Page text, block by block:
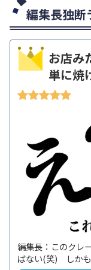
編集長独断
お店み
単に焼
編集長：このクレ
ばない(笑) しかも